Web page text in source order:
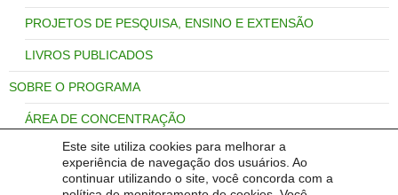
Este site utiliza cookies para melhorar a
experiência de navegação dos usuários. Ao
continuar utilizando o site, você concorda com a
PROJETOS DE PESQUISA, ENSINO E EXTENSÃO
LIVROS PUBLICADOS
SOBRE O PROGRAMA
ÁREA DE CONCENTRAÇÃO
LINHAS DE PESQUISA
PRODUÇÃO DISCENTE